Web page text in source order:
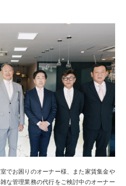
でお困りのオーナー様、また家賃集金や
な管理業務の代行をご検討中のオーナー